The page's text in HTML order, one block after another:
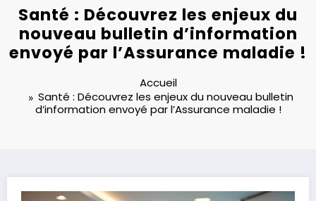
Santé : Découvrez les enjeux du
nouveau bulletin d’information
envoyé par l’Assurance maladie !
Accueil
Santé : Découvrez les enjeux du nouveau bulletin
d’information envoyé par l’Assurance maladie !